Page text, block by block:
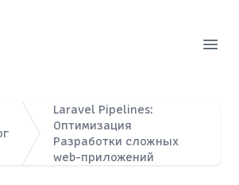
- частный PHP-программист,
Laravel Pipelines:
Оптимизация
Разработки сложных
web-приложений